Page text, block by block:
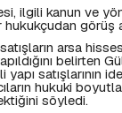
ilgili kanun ve
görüş
arsa
belirten
satışlarının
hukuki
söyledi.